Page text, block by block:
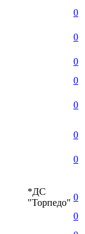
0
0
0
0
0
0
0
*ДС
"Торпедо"
0
0